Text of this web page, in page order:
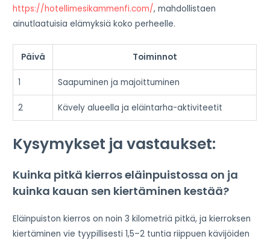
https://hotellimesikammenfi.com/, mahdollistaen
ainutlaatuisia elämyksiä koko perheelle.
Päivä Toiminnot
1 Saapuminen ja majoittuminen
2 Kävely alueella ja eläintarha-aktiviteetit
Kysymykset ja vastaukset:
Kuinka pitkä kierros eläinpuistossa on ja
kuinka kauan sen kiertäminen kestää?
Eläinpuiston kierros on noin 3 kilometriä pitkä, ja kierroksen
kiertäminen vie tyypillisesti 1,5–2 tuntia riippuen kävijöiden